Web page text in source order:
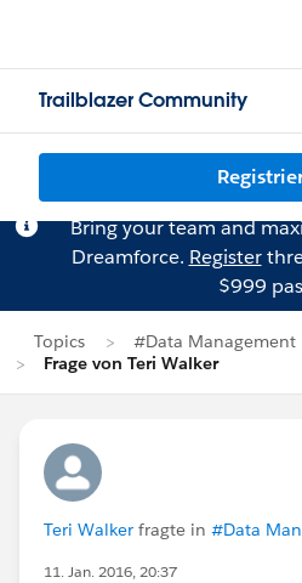
Trailblazer Community
Bring your team and
Dreamforce. Register
$999
Topics
#Data Management
Frage von Teri Walker
Teri Walker fragte in #Data
11. Jan. 2016, 20:37